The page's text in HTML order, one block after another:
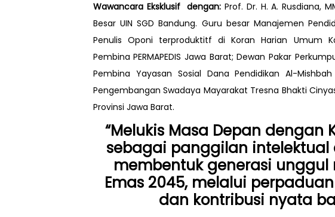
Wawancara Eksklusif dengan: Prof. Dr. H. A. Rusdiana,
Besar UIN SGD Bandung. Guru besar Manajemen
Penulis Oponi terproduktitf di Koran Harian Umum
Pembina PERMAPEDIS Jawa Barat; Dewan Pakar
Pembina Yayasan Sosial Dana Pendidikan Al-
Pengembangan Swadaya Mayarakat Tresna Bhakti
Provinsi Jawa Barat.
“Melukis Masa Depan dengan
sebagai panggilan
membentuk generasi unggul
Emas 2045, melalui
dan kontribusi nyata